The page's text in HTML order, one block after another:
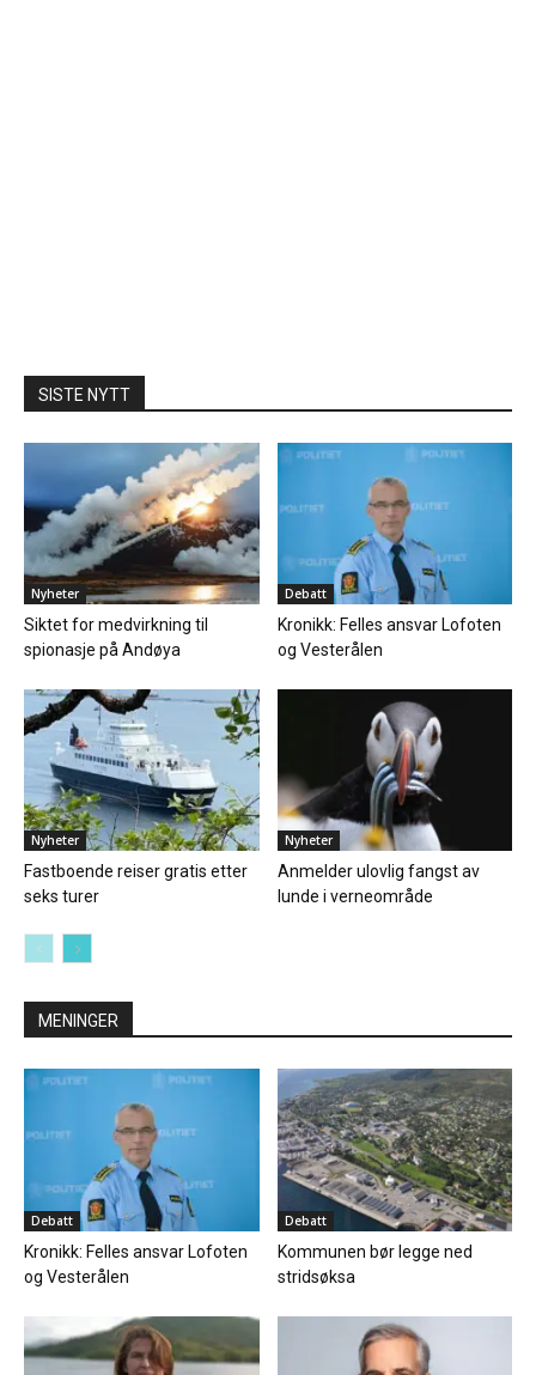
SISTE NYTT
Nyheter
Siktet for medvirkning til
spionasje på Andøya
Debatt
Kronikk: Felles ansvar Lofoten
og Vesterålen
Nyheter
Fastboende reiser gratis etter
seks turer
Nyheter
Anmelder ulovlig fangst av
lunde i verneområde
MENINGER
Debatt
Kronikk: Felles ansvar Lofoten
og Vesterålen
Debatt
Kommunen bør legge ned
stridsøksa